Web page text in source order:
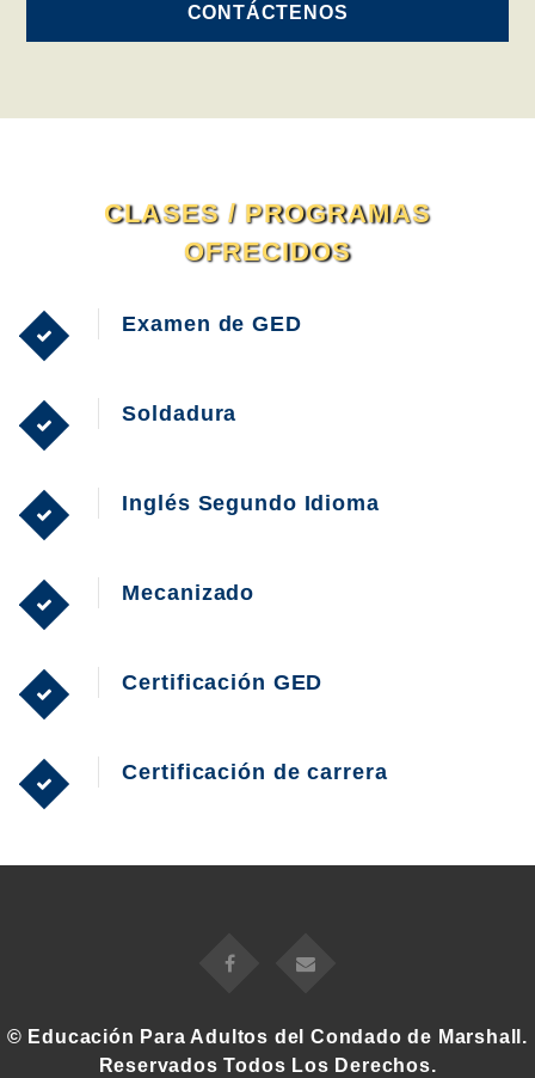
CONTÁCTENOS
CLASES / PROGRAMAS
OFRECIDOS
Examen de GED
Soldadura
Inglés Segundo Idioma
Mecanizado
Certificación GED
Certificación de carrera
© Educación Para Adultos del Condado de Marshall.
Reservados Todos Los Derechos.